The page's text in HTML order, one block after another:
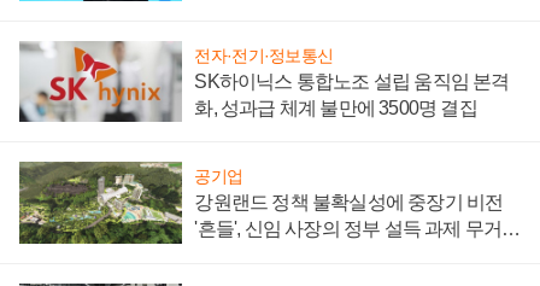
전자·전기·정보통신
SK하이닉스 통합노조 설립 움직임 본격
화, 성과급 체계 불만에 3500명 결집
공기업
강원랜드 정책 불확실성에 중장기 비전
'흔들', 신임 사장의 정부 설득 과제 무거워